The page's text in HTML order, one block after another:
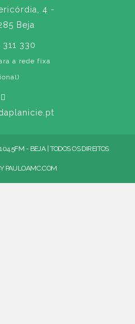
4 -
Beja
311 330
a rede fixa
- BEJA | TODOS OS DIREITOS
PAULOAMC.COM